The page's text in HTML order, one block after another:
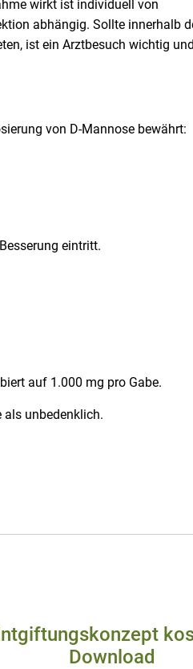
wirkt ist individuell von
abhängig. Sollte innerhalb
ist ein Arztbesuch wichtig und
von D-Mannose bewährt:
eintritt.
auf 1.000 mg pro Gabe.
als unbedenklich.
Download